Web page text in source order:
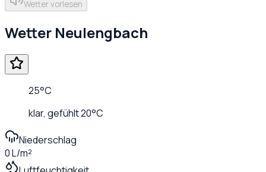
Wetter vorlesen
Wetter Neulengbach
25°C
klar, gefühlt20°C
Niederschlag
0 L/m²